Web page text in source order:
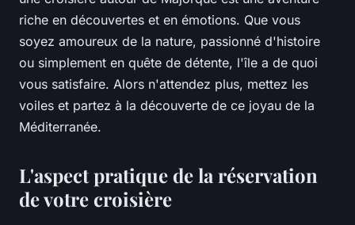
riche en découvertes et en émotions. Que vous
soyez amoureux de la nature, passionné d'histoire
ou simplement en quête de détente, l'île a de quoi
vous satisfaire. Alors n'attendez plus, mettez les
voiles et partez à la découverte de ce joyau de la
Méditerranée.
L'aspect pratique de la réservation
de votre croisière